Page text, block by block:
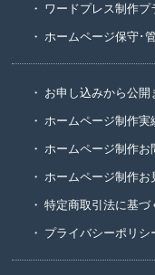
ワードプレス制作プ
ホームページ保守･
お申し込みから公開
ホームページ制作実
ホームページ制作お
ホームページ制作お
特定商取引法に基づ
プライバシーポリシ